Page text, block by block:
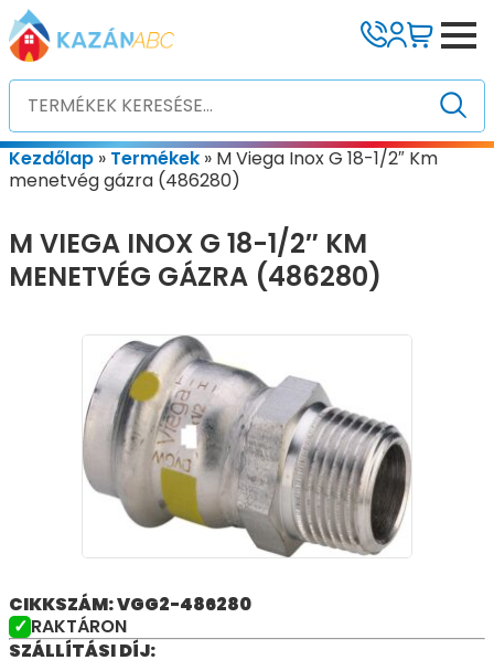
Kezdőlap » Termékek » M Viega Inox G 18-1/2″ Km
menetvég gázra (486280)
M VIEGA INOX G 18-1/2″ KM
MENETVÉG GÁZRA (486280)
CIKKSZÁM: VGG2-486280
RAKTÁRON
SZÁLLÍTÁSI DÍJ: